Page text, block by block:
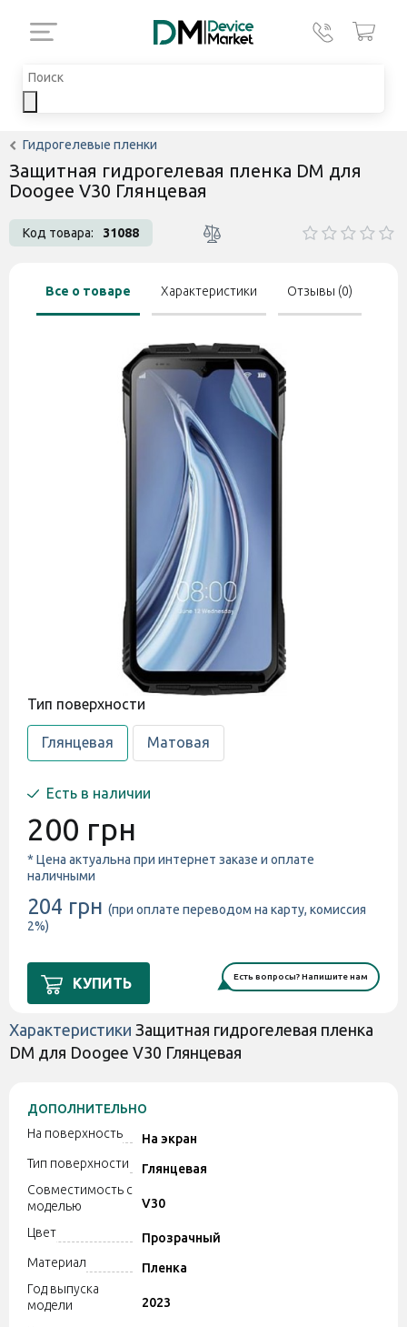
Гидрогелевые пленки
Защитная гидрогелевая пленка DM для
Doogee V30 Глянцевая
Код товара: 31088
Все о товаре Характеристики Отзывы (0)
Тип поверхности
Глянцевая Матовая
Есть в наличии
200 грн
* Цена актуальна при интернет заказе и оплате
наличными
204 грн (при оплате переводом на карту, комиссия
2%)
КУПИТЬ Есть вопросы? Напишите нам
Характеристики Защитная гидрогелевая пленка
DM для Doogee V30 Глянцевая
ДОПОЛНИТЕЛЬНО
На поверхность
На экран
Тип поверхности
Глянцевая
Совместимость с
моделью
V30
Цвет
Прозрачный
Материал
Пленка
Год выпуска
модели
2023